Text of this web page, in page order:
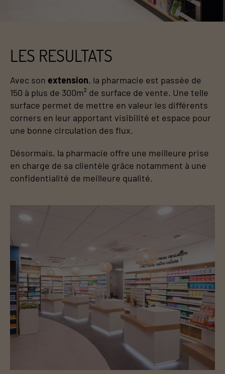
LES RESULTATS
Avec son extension, la pharmacie est passée de
150 à plus de 300m² de surface de vente. Une telle
surface permet de mettre en valeur les différents
corners en leur apportant visibilité et espace pour
une bonne circulation des flux.
Désormais, la pharmacie offre une meilleure prise
en charge de sa clientèle grâce notamment à une
confidentialité de meilleure qualité.